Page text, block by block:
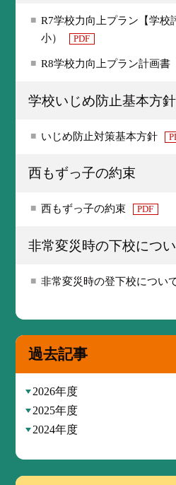
R7学校力向上プラン【学校
小）
PDF
R8学校力向上プラン計画書
学校いじめ防止基本方針
いじめ防止対策基本方針
西もずっ子の約束
西もずっ子の約束 PDF
非常変災時の下校につ
非常変災時の登下校につい
過去記事
2026年度
2025年度
2024年度